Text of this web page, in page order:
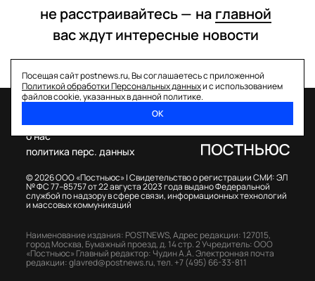
не расстраивайтесь — на главной
вас ждут интересные новости
Посещая сайт postnews.ru, Вы соглашаетесь с приложенной
Политикой обработки Персональных данныхи с использованием
файлов cookie, указанных в данной политике.
ОК
© 2026 ООО «Постньюс» |Свидетельство о регистрации СМИ: ЭЛ
№ ФС 77–85757 от 22 августа 2023 года выдано Федеральной
службой по надзору в сфере связи, информационных технологий
и массовых коммуникаций
о нас
политика перс. данных
Наименование издания: POSTNEWS,Адрес редакции: 127015,
город Москва, Бумажный проезд, д. 14 стр. 2Учредитель: ООО
«Постньюс» Главный редактор: Чудин А.А.Электронная почта
редакции:glavred@postnews.ru,тел. +7 (495) 66-33-811